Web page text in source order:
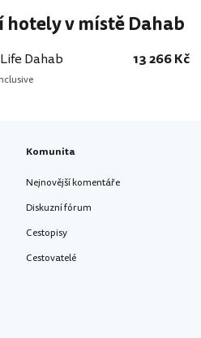
v místě Dahab
Dahab 13 266 Kč
Komunita
Nejnovější komentáře
Diskuzní fórum
Cestopisy
Cestovatelé